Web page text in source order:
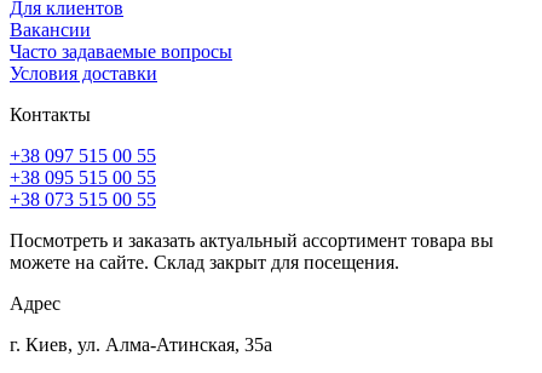
Для клиентов
Вакансии
Часто задаваемые вопросы
Условия доставки
Контакты
+38 097 515 00 55
+38 095 515 00 55
+38 073 515 00 55
Посмотреть и заказать актуальный ассортимент товара вы
можете на сайте. Склад закрыт для посещения.
Адрес
г. Киев, ул. Алма-Атинская, 35а